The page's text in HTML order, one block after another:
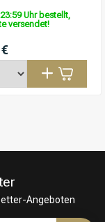
Uhr bestellt,
versendet!
Angeboten